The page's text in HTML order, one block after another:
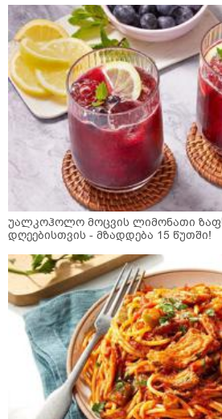
უალკოჰოლო მოცვის ლიმონათი
დღეებისთვის - მზადდება 15 წუთში!